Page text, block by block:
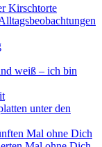
Kirschtorte
weiß – ich bin
unter den
Mal ohne Dich